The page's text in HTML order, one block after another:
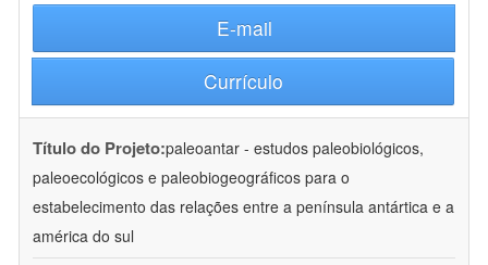
E-mail
Currículo
Título do Projeto:paleoantar - estudos paleobiológicos,
paleoecológicos e paleobiogeográficos para o
estabelecimento das relações entre a península antártica e a
américa do sul